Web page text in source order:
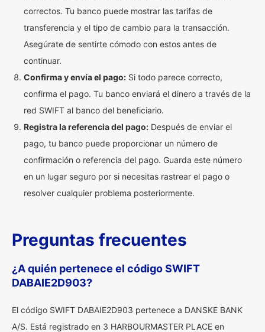
correctos. Tu banco puede mostrar las tarifas de
transferencia y el tipo de cambio para la transacción.
Asegúrate de sentirte cómodo con estos antes de
continuar.
Confirma y envía el pago: Si todo parece correcto,
confirma el pago. Tu banco enviará el dinero a través de la
red SWIFT al banco del beneficiario.
Registra la referencia del pago: Después de enviar el
pago, tu banco puede proporcionar un número de
confirmación o referencia del pago. Guarda este número
en un lugar seguro por si necesitas rastrear el pago o
resolver cualquier problema posteriormente.
Preguntas frecuentes
¿A quién pertenece el código SWIFT
DABAIE2D903?
El código SWIFT DABAIE2D903 pertenece a DANSKE BANK
A/S. Está registrado en 3 HARBOURMASTER PLACE en